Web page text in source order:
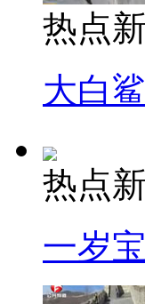
热点
大白
热点
一岁